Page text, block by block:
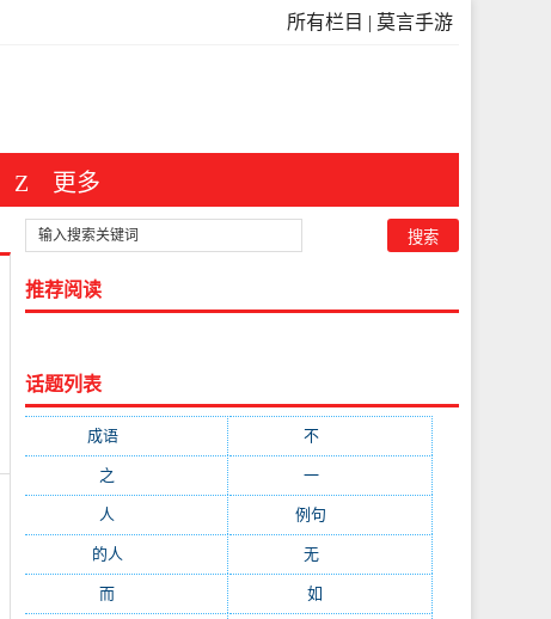
所有栏目 | 莫言手游
Z 更多
推荐阅读
话题列表
成语 不(371)
之 一(209)
人 例句
的人 无(123)
而 如